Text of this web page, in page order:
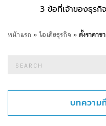
3 ข้อที่เจ้าของธุร
หน้าแรก » ไอเดียธุรกิจ » ตั้งราคาข
for:
บทความ